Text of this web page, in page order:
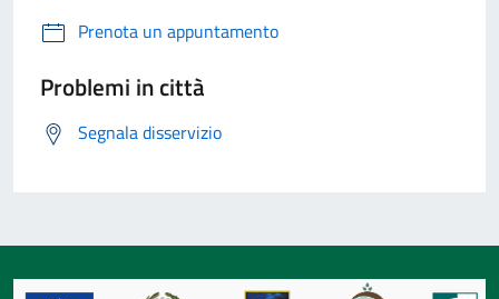
Prenota un appuntamento
Problemi in città
Segnala disservizio